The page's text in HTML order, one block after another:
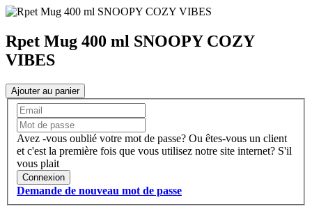
Rpet Mug 400 ml SNOOPY COZY
VIBES
Ajouter au panier
Avez -vous oublié votre mot de passe? Ou êtes-vous un client
et c'est la première fois que vous utilisez notre site internet? S'il
vous plait
Connexion
Demande de nouveau mot de passe